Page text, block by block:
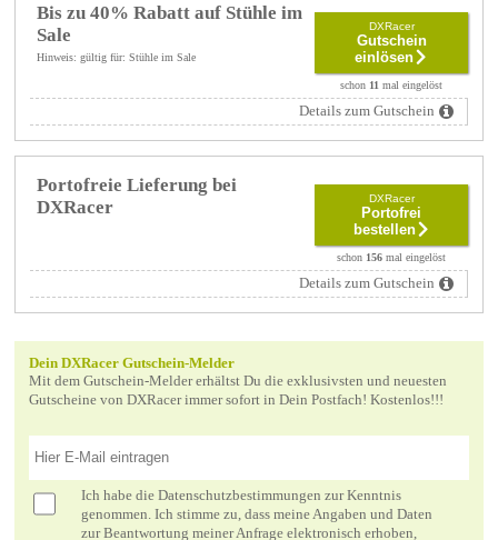
Bis zu 40% Rabatt auf Stühle im
Sale
Hinweis: gültig für: Stühle im Sale
DXRacer
Gutschein
einlösen
schon 11 mal eingelöst
Details zum Gutschein
Portofreie Lieferung bei
DXRacer
DXRacer
Portofrei
bestellen
schon 156 mal eingelöst
Details zum Gutschein
Dein DXRacer Gutschein-Melder
Mit dem Gutschein-Melder erhältst Du die exklusivsten und neuesten
Gutscheine von DXRacer immer sofort in Dein Postfach! Kostenlos!!!
Ich habe die Datenschutzbestimmungen zur Kenntnis
genommen. Ich stimme zu, dass meine Angaben und Daten
zur Beantwortung meiner Anfrage elektronisch erhoben,